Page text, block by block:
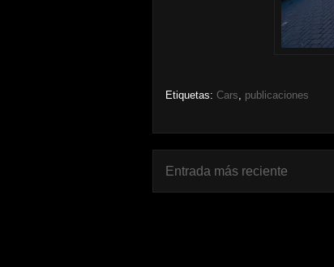
Etiquetas: Cars publicaciones
Entrada más reciente